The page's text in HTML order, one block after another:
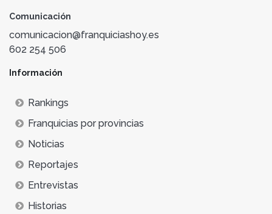
Comunicación
comunicacion@franquiciashoy.es
602 254 506
Información
Rankings
Franquicias por provincias
Noticias
Reportajes
Entrevistas
Historias